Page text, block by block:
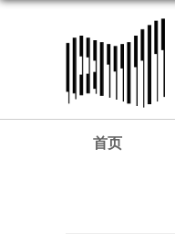
首页